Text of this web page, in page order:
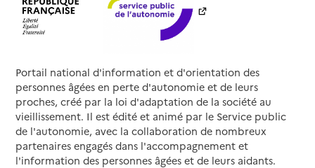
Portail national d'information et d'orientation des
personnes âgées en perte d'autonomie et de leurs
proches, créé par la loi d'adaptation de la société au
vieillissement. Il est édité et animé par le Service public
de l'autonomie, avec la collaboration de nombreux
partenaires engagés dans l'accompagnement et
l'information des personnes âgées et de leurs aidants.